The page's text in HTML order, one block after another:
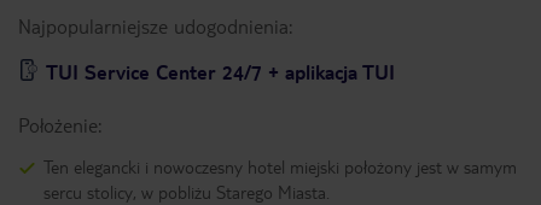
Najpopularniejsze udogodnienia:
TUI Service Center 24/7 + aplikacja TUI
Położenie:
Ten elegancki i nowoczesny hotel miejski położony jest w samym
sercu stolicy, w pobliżu Starego Miasta.